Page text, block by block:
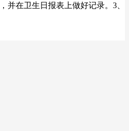
并在卫生日报表上做好记录。3、